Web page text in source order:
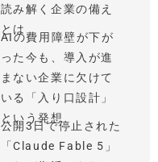
読み解く企業の備え
とは
AIの費用障壁が下が
った今も、導入が進
まない企業に欠けて
いる「入り口設計」
という発想
公開3日で停止された
「Claude Fable 5」